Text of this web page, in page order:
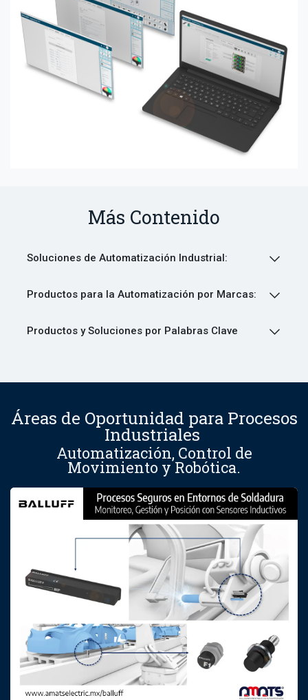
Más Contenido
Soluciones de Automatización Industrial:
Productos para la Automatización por Marcas:
Productos y Soluciones por Palabras Clave
Áreas de Oportunidad para Procesos
Industriales
Automatización, Control de
Movimiento y Robótica.